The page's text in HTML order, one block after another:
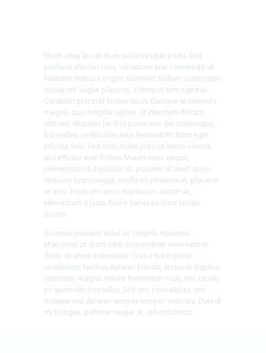
Etiam vitae leo et diam pellentesque porta. Sed
eleifend ultricies risus, vel rutrum erat commodo ut.
Praesent finibus congue euismod. Nullam scelerisque
massa vel augue placerat, a tempor sem egestas.
Curabitur placerat finibus lacus. Quisque at vehicula
magna, quis fringilla sapien. Ut interdum dictum
ultricies. Aliquam facilisis purus non dui scelerisque,
bibendum vestibulum risus fermentum. Nam eget
efficitur felis. Sed sollicitudin justo ut libero viverra,
sed efficitur erat finibus. Mauris nunc neque,
elementum id dignissim ut, posuere sit amet dolor.
Aliquam turpis neque, mollis eu pharetra et, placerat
et arcu. Proin orci eros, dapibus in auctor ac,
elementum a justo. Fusce varius eu nunc iaculis
auctor.
Vivamus posuere tellus ac fringilla maximus.
Maecenas ut diam nibh. Suspendisse venenatis et
dolor sit amet malesuada. Cras a nisl in purus
vestibulum facilisis. Aenean blandit, lectus in dapibus
interdum, magna mauris fermentum risus, nec iaculis
ex quam ultricies tellus. Sed nec convallis ex, nec
tristique nisi. Aenean semper tempor vehicula. Duis id
mi tristique, pulvinar neque at, lobortis tortor.